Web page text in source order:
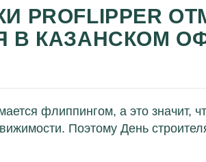
PROFLIPPER
В КАЗАНСКОМ
флиппингом, а это значит,
Поэтому День